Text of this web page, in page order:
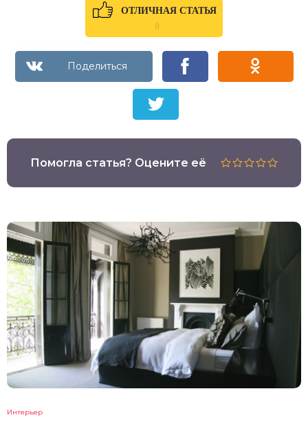
ОТЛИЧНАЯ СТАТЬЯ
0
Помогла статья? Оцените её
Интерьер